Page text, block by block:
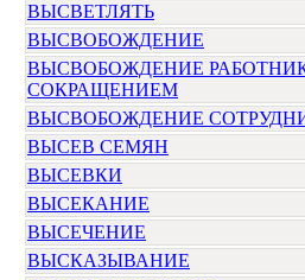
ВЫСВЕТЛЯТЬ
ВЫСВОБОЖДЕНИЕ
ВЫСВОБОЖДЕНИЕ
СОКРАЩЕНИЕМ
ВЫСВОБОЖДЕНИЕ
ВЫСЕВ СЕМЯН
ВЫСЕВКИ
ВЫСЕКАНИЕ
ВЫСЕЧЕНИЕ
ВЫСКАЗЫВАНИЕ